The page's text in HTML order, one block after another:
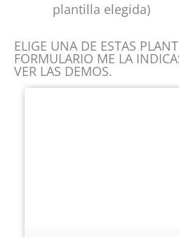
plantilla elegida)
ELIGE UNA DE ESTAS
FORMULARIO ME LA
VER LAS DEMOS.